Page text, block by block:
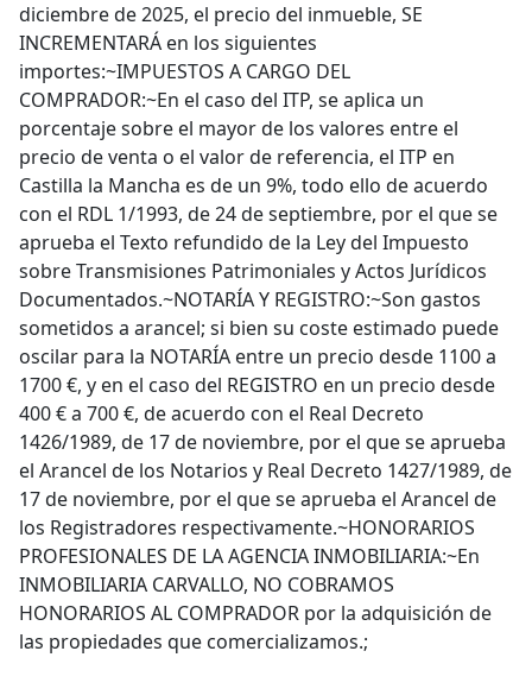
diciembre de 2025, el precio del inmueble, SE
INCREMENTARÁ en los siguientes
importes:~IMPUESTOS A CARGO DEL
COMPRADOR:~En el caso del ITP, se aplica un
porcentaje sobre el mayor de los valores entre el
precio de venta o el valor de referencia, el ITP en
Castilla la Mancha es de un 9%, todo ello de acuerdo
con el RDL 1/1993, de 24 de septiembre, por el que se
aprueba el Texto refundido de la Ley del Impuesto
sobre Transmisiones Patrimoniales y Actos Jurídicos
Documentados.~NOTARÍA Y REGISTRO:~Son gastos
sometidos a arancel; si bien su coste estimado puede
oscilar para la NOTARÍA entre un precio desde 1100 a
1700 €, y en el caso del REGISTRO en un precio desde
400 € a 700 €, de acuerdo con el Real Decreto
1426/1989, de 17 de noviembre, por el que se aprueba
el Arancel de los Notarios y Real Decreto 1427/1989, de
17 de noviembre, por el que se aprueba el Arancel de
los Registradores respectivamente.~HONORARIOS
PROFESIONALES DE LA AGENCIA INMOBILIARIA:~En
INMOBILIARIA CARVALLO, NO COBRAMOS
HONORARIOS AL COMPRADOR por la adquisición de
las propiedades que comercializamos.;